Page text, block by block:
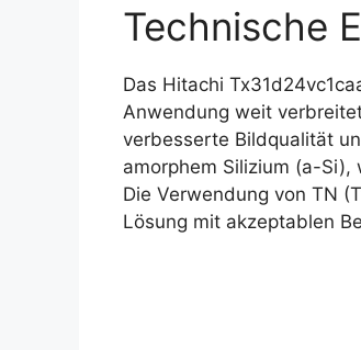
Technische
Das Hitachi
Anwendung weit
verbesserte Bildqualität
amorphem Silizium (a-
Die Verwendung von TN
Lösung mit akzeptablen